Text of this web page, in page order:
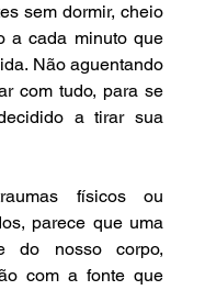
sem dormir, cheio
a cada minuto que
Não aguentando
com tudo, para se
a tirar sua
físicos ou
parece que uma
do nosso corpo,
com a fonte que